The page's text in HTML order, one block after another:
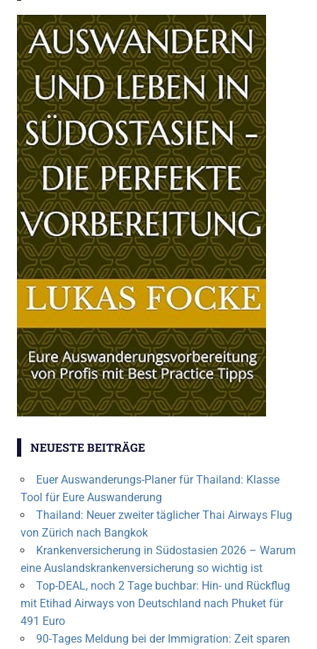
NEUESTE BEITRÄGE
Euer Auswanderungs-Planer für Thailand: Klasse
Tool für Eure Auswanderung
Thailand: Neuer zweiter täglicher Thai Airways Flug
von Zürich nach Bangkok
Krankenversicherung in Südostasien 2026 – Warum
eine Auslandskrankenversicherung so wichtig ist
Top-DEAL, noch 2 Tage buchbar: Hin- und Rückflug
mit Etihad Airways von Deutschland nach Phuket für
491 Euro
90-Tages Meldung bei der Immigration: Zeit sparen